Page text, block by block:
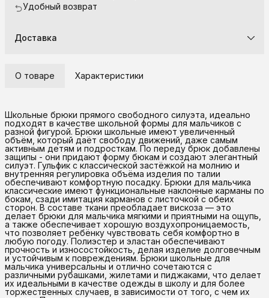
Удобный возврат
Доставка
О товаре Характеристики
Школьные брюки прямого свободного силуэта, идеально
подходят в качестве школьной формы для мальчиков с
разной фигурой. Брюки школьные имеют увеличенный
объём, который даёт свободу движений, даже самым
активным детям и подросткам. По переду брюк добавлены
защипы - они придают форму бюкам и создают элегантный
силуэт. Гульфик с классической застёжкой на молнию и
внутренняя регулировка объёма изделия по талии
обеспечивают комфортную посадку. Брюки для мальчика
классические имеют функциональные наклонные карманы по
бокам, сзади имитация карманов с листочкой с обеих
сторон. В составе ткани преобладает вискоза — это
делает брюки для мальчика мягкими и приятными на ощупь,
а также обеспечивает хорошую воздухопроницаемость,
что позволяет ребёнку чувствовать себя комфортно в
любую погоду. Полиэстер и эластан обеспечивают
прочность и износостойкость, делая изделие долговечным
и устойчивым к повреждениям. Брюки школьные для
мальчика универсальны и отлично сочетаются с
различными рубашками, жилетами и пиджаками, что делает
их идеальными в качестве одежды в школу и для более
торжественных случаев, в зависимости от того, с чем их